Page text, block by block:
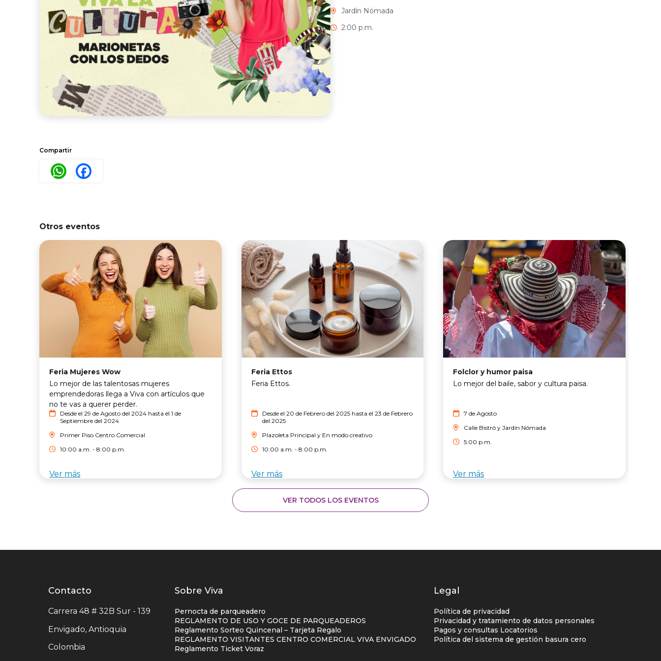
Jardín Nómada
2:00 p.m.
Compartir
WhatsApp
Otros eventos
Feria Mujeres Wow
Lo mejor de las talentosas mujeres
emprendedoras llega a Viva con artículos que
no te vas a querer perder.
Desde el 29 de Agosto del 2024 hasta el 1 de
Septiembre del 2024
Primer Piso Centro Comercial
10:00 a.m. - 8:00 p.m.
Ver más
Feria Ettos
Feria Ettos.
Desde el 20 de Febrero del 2025 hasta el 23 de Febrero
del 2025
Plazoleta Principal y En modo creativo
10:00 a.m. - 8:00 p.m.
Ver más
Folclor y humor paisa
Lo mejor del baile, sabor y cultura paisa.
7 de Agosto
Calle Bistró y Jardín Nómada
5:00 p.m.
Ver más
VER TODOS LOS EVENTOS
Contacto
centro
Contacto
Carrera 48 # 32B Sur - 139
Envigado, Antioquia
Colombia
Listados
enlaces
centro
comercial
columna
Sobre Viva
Pernocta de parqueadero
REGLAMENTO DE USO Y GOCE DE PARQUEADEROS
Reglamento Sorteo Quincenal – Tarjeta Regalo
REGLAMENTO VISITANTES CENTRO COMERCIAL VIVA ENVIGADO
Reglamento Ticket Voraz
Legal
Política de privacidad
Privacidad y tratamiento de datos personales
Pagos y consultas Locatorios
Política del sistema de gestión basura cero